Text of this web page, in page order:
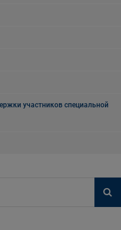
участников специальной